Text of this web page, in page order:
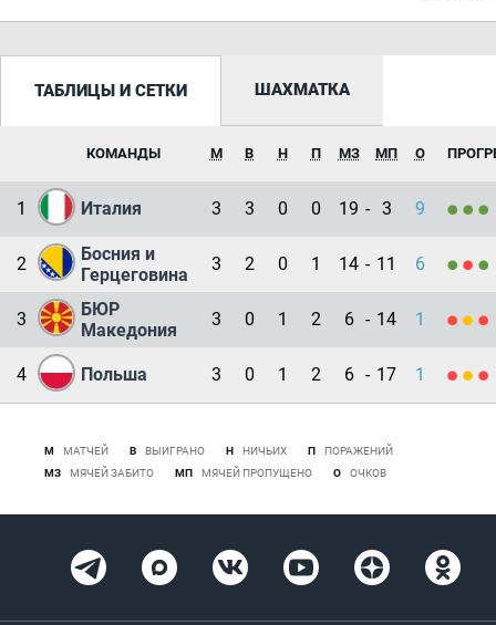
ТАБЛИЦЫ И СЕТКИ ШАХМАТКА
КОМАНДЫ М В Н П МЗ МП О
1 Италия 3 3 0 0 19 - 3 9
2
Босния и
Герцеговина
3 2 0 1 14 - 11 6
3
БЮР
Македония
3 0 1 2 6 - 14 1
4 Польша 3 0 1 2 6 - 17 1
М МАТЧЕЙ В ВЫИГРАНО Н НИЧЬИХ П
ПОРАЖЕНИЙ
МЗ
МЯЧЕЙ ЗАБИТО МП МЯЧЕЙ ПРОПУЩЕНО О ОЧКОВ